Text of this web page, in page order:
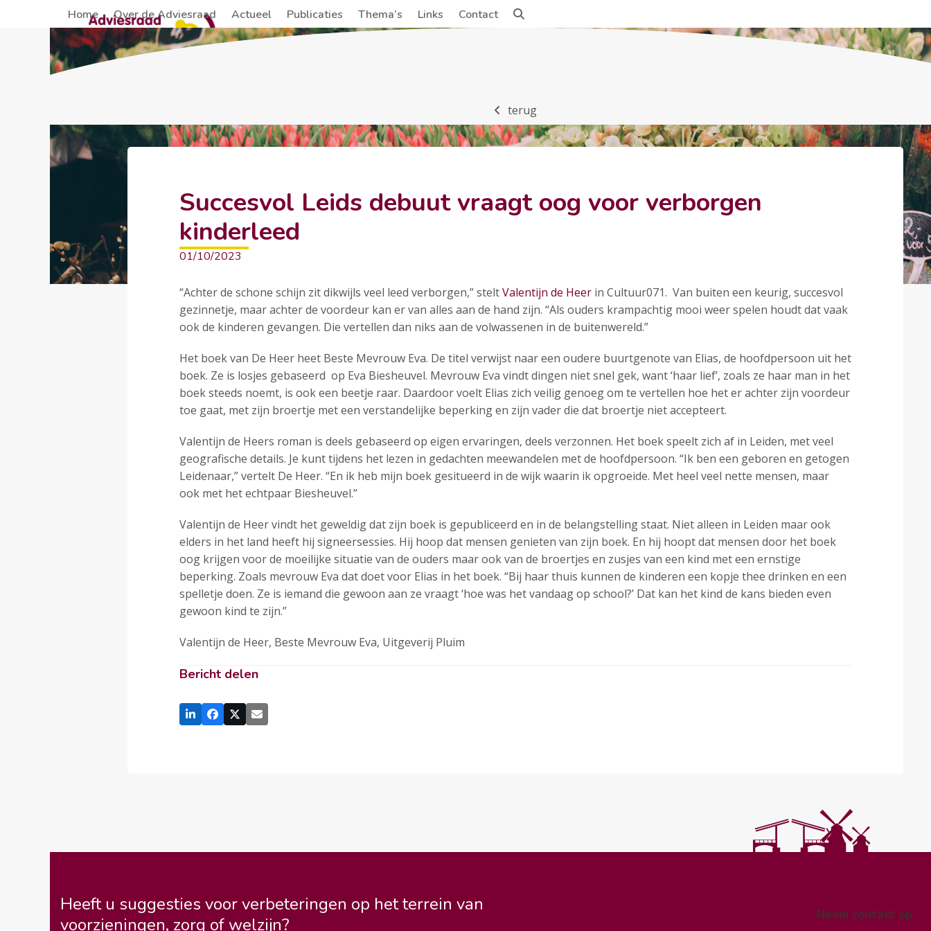
Home Over de Adviesraad Actueel Publicaties Thema’s Links Contact
terug
Succesvol Leids debuut vraagt oog voor verborgen
kinderleed
01/10/2023
“Achter de schone schijn zit dikwijls veel leed verborgen,” steltValentijn de Heer in Cultuur071. Van buiten een keurig, succesvol
gezinnetje, maar achter de voordeur kan er van alles aan de hand zijn. “Als ouders krampachtig mooi weer spelen houdt dat vaak
ook de kinderen gevangen. Die vertellen dan niks aan de volwassenen in de buitenwereld.”
Het boek van De Heer heet Beste Mevrouw Eva. De titel verwijst naar een oudere buurtgenote van Elias, de hoofdpersoon uit het
boek. Ze is losjes gebaseerd op Eva Biesheuvel. Mevrouw Eva vindt dingen niet snel gek, want ‘haar lief’, zoals ze haar man in het
boek steeds noemt, is ook een beetje raar. Daardoor voelt Elias zich veilig genoeg om te vertellen hoe het er achter zijn voordeur
toe gaat, met zijn broertje met een verstandelijke beperking en zijn vader die dat broertje niet accepteert.
Valentijn de Heers roman is deels gebaseerd op eigen ervaringen, deels verzonnen. Het boek speelt zich af in Leiden, met veel
geografische details. Je kunt tijdens het lezen in gedachten meewandelen met de hoofdpersoon. “Ik ben een geboren en getogen
Leidenaar,” vertelt De Heer. “En ik heb mijn boek gesitueerd in de wijk waarin ik opgroeide. Met heel veel nette mensen, maar
ook met het echtpaar Biesheuvel.”
Valentijn de Heer vindt het geweldig dat zijn boek is gepubliceerd en in de belangstelling staat. Niet alleen in Leiden maar ook
elders in het land heeft hij signeersessies. Hij hoop dat mensen genieten van zijn boek. En hij hoopt dat mensen door het boek
oog krijgen voor de moeilijke situatie van de ouders maar ook van de broertjes en zusjes van een kind met een ernstige
beperking. Zoals mevrouw Eva dat doet voor Elias in het boek. “Bij haar thuis kunnen de kinderen een kopje thee drinken en een
spelletje doen. Ze is iemand die gewoon aan ze vraagt ‘hoe was het vandaag op school?’ Dat kan het kind de kans bieden even
gewoon kind te zijn.”
Valentijn de Heer, Beste Mevrouw Eva, Uitgeverij Pluim
Bericht delen
Heeft u suggesties voor verbeteringen op het terrein van
voorzieningen, zorg of welzijn?
Neem contact op